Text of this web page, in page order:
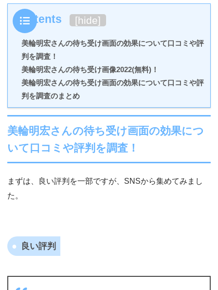
Contents [hide]
美輪明宏さんの待ち受け画面の効果について口コミや評
判を調査！
美輪明宏さんの待ち受け画像2022(無料)！
美輪明宏さんの待ち受け画面の効果について口コミや評
判を調査のまとめ
美輪明宏さんの待ち受け画面の効果につ
いて口コミや評判を調査！
まずは、良い評判を一部ですが、SNSから集めてみまし
た。
良い評判